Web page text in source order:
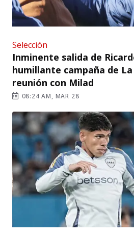
Selección
Inminente salida de
humillante campaña de
reunión con Milad
08:24 AM, MAR 28